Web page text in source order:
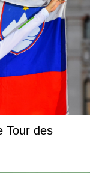
Tour des